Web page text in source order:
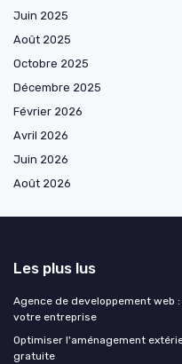
Juin 2025
Août 2025
Octobre 2025
Décembre 2025
Février 2026
Avril 2026
Juin 2026
Août 2026
Les plus lus
Agence de developpement web
votre entreprise
Optimiser l'aménagement
gratuite